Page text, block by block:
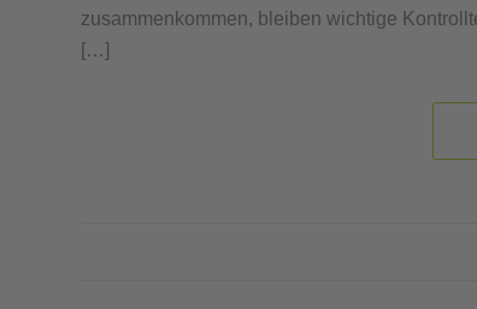
zusammenkommen, bleiben wichtige
[…]